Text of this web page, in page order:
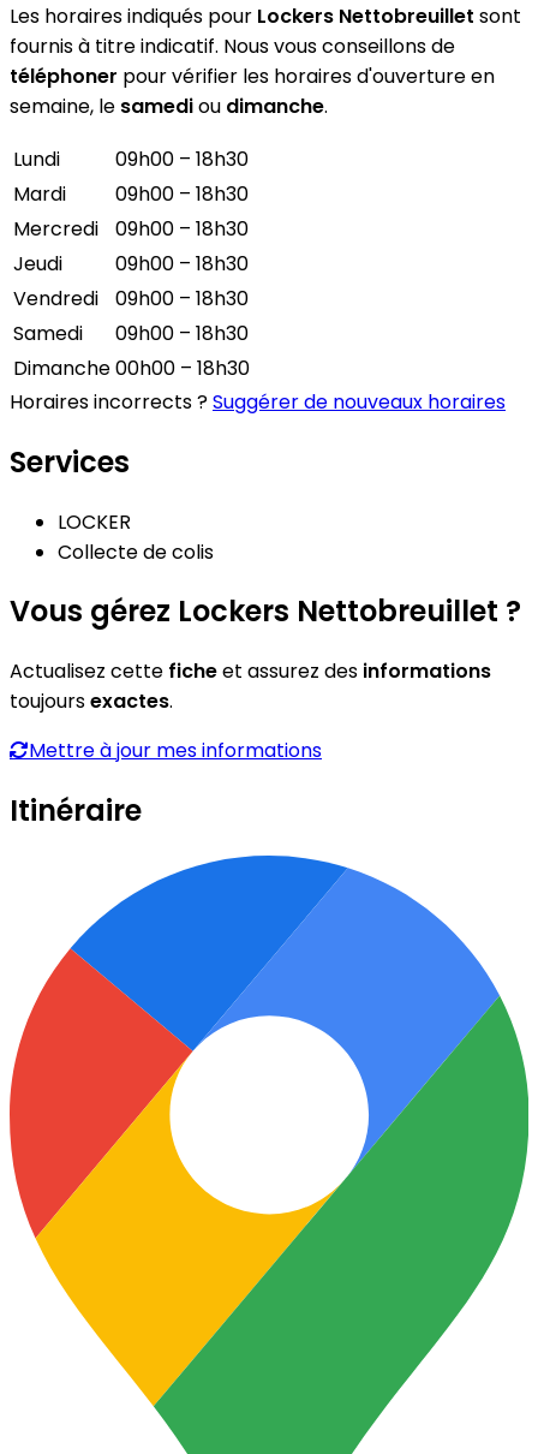
Les horaires indiqués pour Lockers Nettobreuillet sont
fournis à titre indicatif. Nous vous conseillons de
téléphoner pour vérifier les horaires d'ouverture en
semaine, le samediou dimanche.
Lundi
09h00 – 18h30
Mardi
09h00 – 18h30
Mercredi
09h00 – 18h30
Jeudi
09h00 – 18h30
Vendredi
09h00 – 18h30
Samedi
09h00 – 18h30
Dimanche00h00 – 18h30
Horaires incorrects ?Suggérer de nouveaux horaires
Services
LOCKER
Collecte de colis
Vous gérez Lockers Nettobreuillet ?
Actualisez cette ficheet assurez des informations
toujoursexactes.
Mettre à jour mes informations
Itinéraire